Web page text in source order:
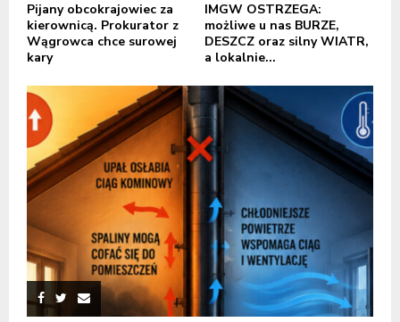
Pijany obcokrajowiec za
kierownicą. Prokurator z
Wągrowca chce surowej
kary
IMGW OSTRZEGA:
możliwe u nas BURZE,
DESZCZ oraz silny WIATR,
a lokalnie...